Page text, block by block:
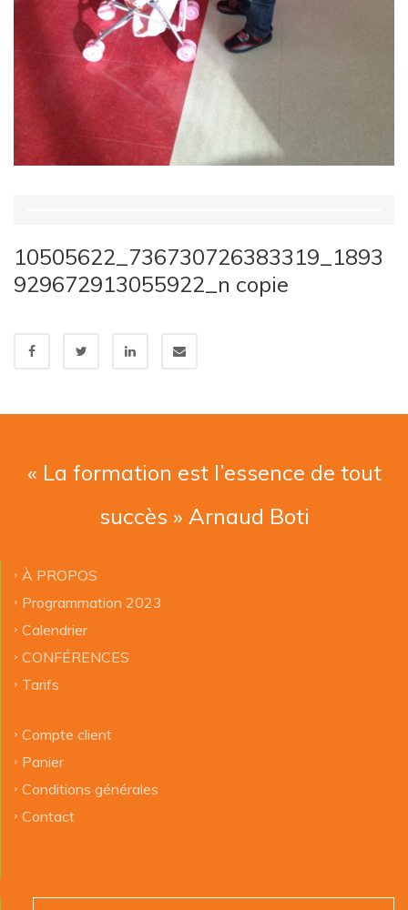
10505622_736730726383319_1893
929672913055922_n copie
« La formation est l’essence de tout
succès » Arnaud Boti
À PROPOS
Programmation 2023
Calendrier
CONFÉRENCES
Tarifs
Compte client
Panier
Conditions générales
Contact